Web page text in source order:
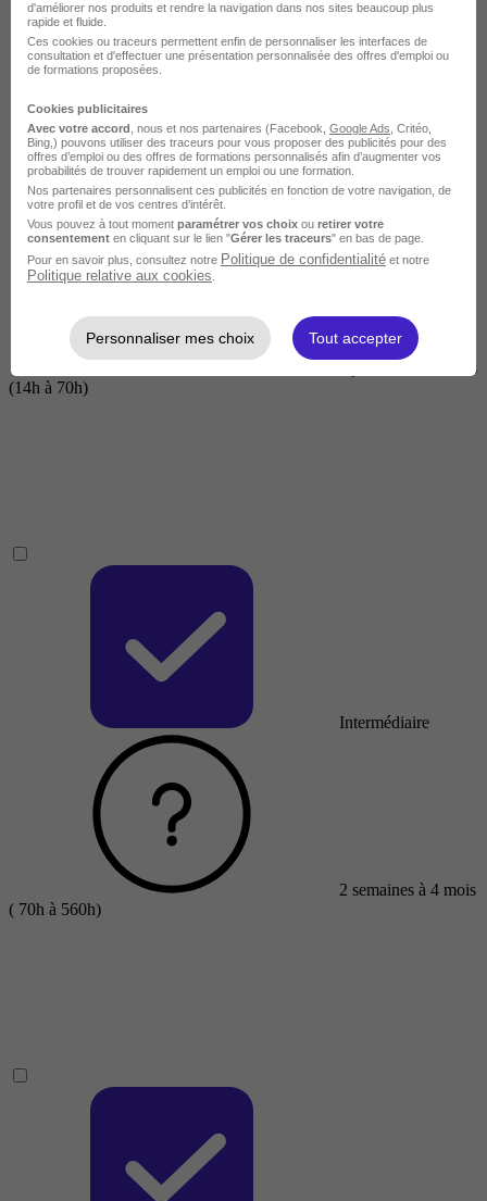
Courte
2 jours à 2 semaines
(14h à 70h)
Intermédiaire
2 semaines à 4 mois
( 70h à 560h)
d'améliorer nos produits et rendre la navigation dans nos sites beaucoup plus
rapide et fluide.
Ces cookies ou traceurs permettent enfin de personnaliser les interfaces de
consultation et d'effectuer une présentation personnalisée des offres d'emploi ou
de formations proposées.
Cookies publicitaires
Avec votre accord , nous et nos partenaires (Facebook, Google Ads , Critéo,
Bing,) pouvons utiliser des traceurs pour vous proposer des publicités pour des
offres d’emploi ou des offres de formations personnalisés afin d’augmenter vos
probabilités de trouver rapidement un emploi ou une formation.
Nos partenaires personnalisent ces publicités en fonction de votre navigation, de
votre profil et de vos centres d’intérêt.
Vous pouvez à tout moment paramétrer vos choix ou retirer votre
consentement en cliquant sur le lien "Gérer les traceurs" en bas de page.
Pour en savoir plus, consultez notre Politique de confidentialité et notre
Politique relative aux cookies
Personnaliser mes choix Tout accepter